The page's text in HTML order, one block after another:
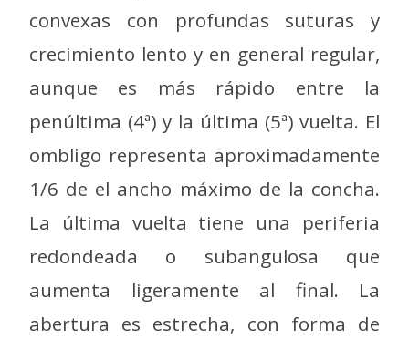
convexas con profundas suturas y
crecimiento lento y en general regular,
aunque es más rápido entre la
penúltima (4ª) y la última (5ª) vuelta. El
ombligo representa aproximadamente
1/6 de el ancho máximo de la concha.
La última vuelta tiene una periferia
redondeada o subangulosa que
aumenta ligeramente al final. La
abertura es estrecha, con forma de